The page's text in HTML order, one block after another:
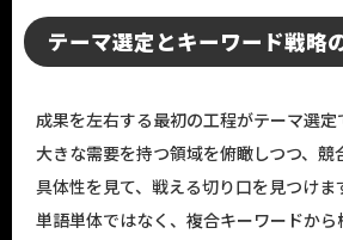
テーマ選定とキーワード戦略
成果を左右する最初の工程がテーマ選定
大きな需要を持つ領域を俯瞰しつつ、競
具体性を見て、戦える切り口を見つけま
単語単体ではなく、複合キーワードか